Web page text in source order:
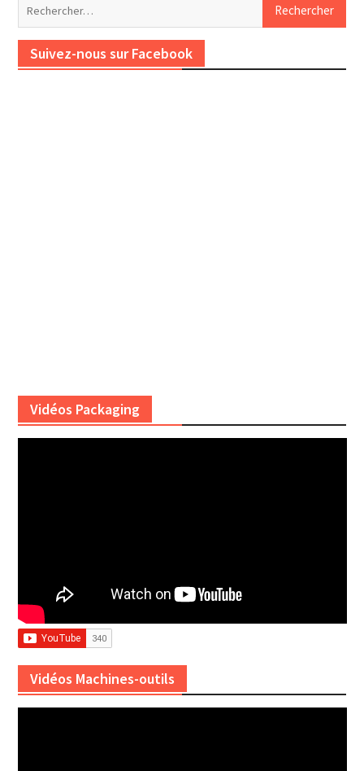
Suivez-nous sur Facebook
Vidéos Packaging
Vidéos Machines-outils